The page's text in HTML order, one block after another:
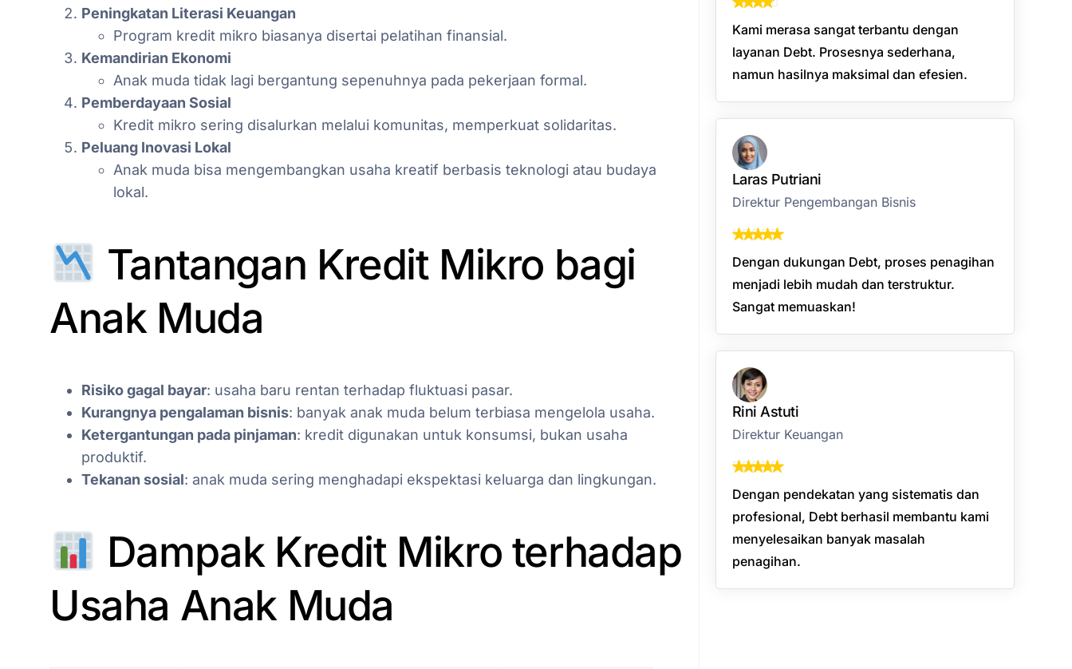
Peningkatan Literasi Keuangan
Program kredit mikro biasanya disertai pelatihan finansial.
Kemandirian Ekonomi
Anak muda tidak lagi bergantung sepenuhnya pada pekerjaan formal.
Pemberdayaan Sosial
Kredit mikro sering disalurkan melalui komunitas, memperkuat solidaritas.
Peluang Inovasi Lokal
Anak muda bisa mengembangkan usaha kreatif berbasis teknologi atau budaya
lokal.
Tantangan Kredit Mikro bagi
Anak Muda
Risiko gagal bayar: usaha baru rentan terhadap fluktuasi pasar.
Kurangnya pengalaman bisnis: banyak anak muda belum terbiasa mengelola usaha.
Ketergantungan pada pinjaman: kredit digunakan untuk konsumsi, bukan usaha
produktif.
Tekanan sosial: anak muda sering menghadapi ekspektasi keluarga dan lingkungan.
Dampak Kredit Mikro terhadap
Usaha Anak Muda
Kami merasa sangat terbantu dengan
layanan Debt. Prosesnya sederhana,
namun hasilnya maksimal dan efesien.
Laras Putriani
Direktur Pengembangan Bisnis
Dengan dukungan Debt, proses penagihan
menjadi lebih mudah dan terstruktur.
Sangat memuaskan!
Rini Astuti
Direktur Keuangan
Dengan pendekatan yang sistematis dan
profesional, Debt berhasil membantu kami
menyelesaikan banyak masalah
penagihan.